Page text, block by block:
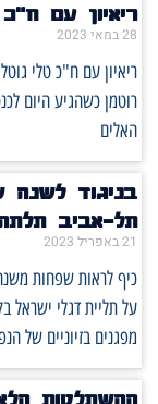
ריאיון עם ח"כ
28 במאי 2023
ריאיון עם ח"כ טלי
רוטמן כשהגיע היום
האלים
בניגוד לשנה
תל-אביב
21 באפריל 2023
כיף לראות שפחות
על תליית דגלי
מפגנים בזיוניים של
ההשתלטות